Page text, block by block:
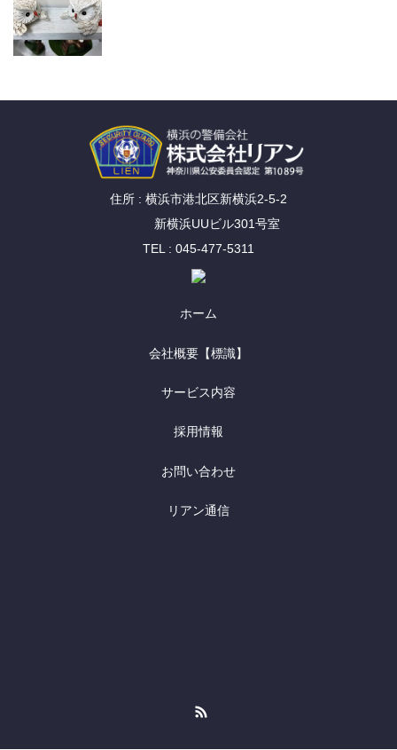
住所 : 横浜市港北区新横浜2-5-2
新横浜UUビル301号室
TEL : 045-477-5311
ホーム
会社概要【標識】
サービス内容
採用情報
お問い合わせ
リアン通信